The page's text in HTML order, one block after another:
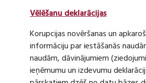
Vēlēšanu deklarācijas
Korupcijas novēršanas un
informāciju par iestāšanās
naudām, dāvinājumiem
ieņēmumu un izdevumu